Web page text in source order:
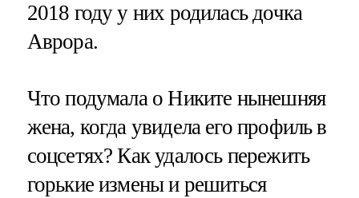
2018 году у них родилась дочка
Аврора.
Что подумала о Никите нынешняя
жена, когда увидела его профиль в
соцсетях? Как удалось пережить
горькие измены и решиться